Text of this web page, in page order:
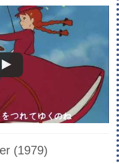
(1979)